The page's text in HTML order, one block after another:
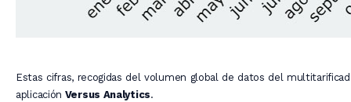
Estas cifras, recogidas del volumen global de datos del
aplicación Versus Analytics.